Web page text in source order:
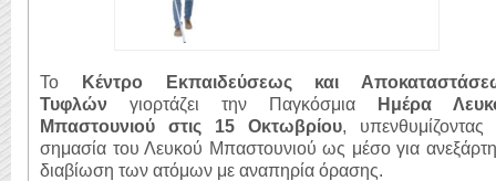
Το Κέντρο Εκπαιδεύσεως και
Τυφλών γιορτάζει την Παγκόσμια Ημέρα
Μπαστουνιού στις 15 Οκτωβρίου, υπενθυμίζοντας
σημασία του Λευκού Μπαστουνιού ως μέσο για
διαβίωση των ατόμων με αναπηρία όρασης.